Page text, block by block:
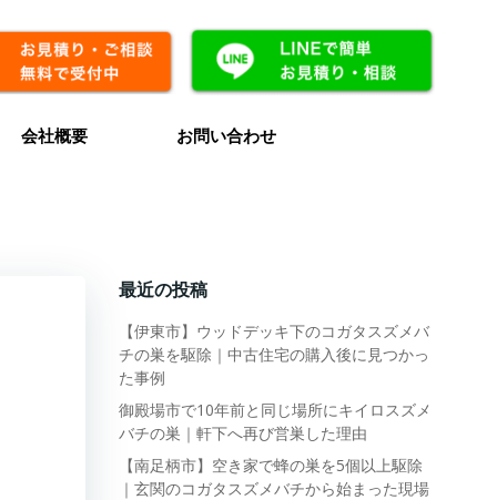
会社概要 お問い合わせ
最近の投稿
【伊東市】ウッドデッキ下のコガタスズメバ
チの巣を駆除｜中古住宅の購入後に見つかっ
た事例
御殿場市で10年前と同じ場所にキイロスズメ
バチの巣｜軒下へ再び営巣した理由
【南足柄市】空き家で蜂の巣を5個以上駆除
｜玄関のコガタスズメバチから始まった現場